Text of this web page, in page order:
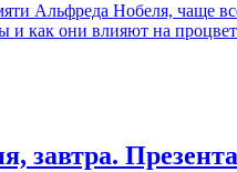
Альфреда Нобеля, чаще
как они влияют на
завтра.